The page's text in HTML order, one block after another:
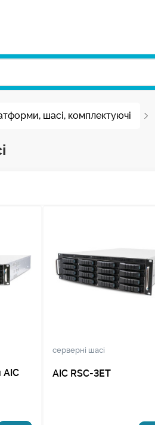
шасі, комплектуючі
AIC
серверні шасі
AIC RSC-3ET